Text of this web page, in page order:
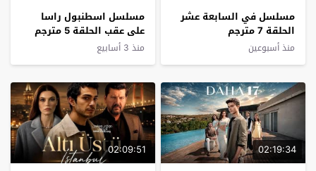
مسلسل في السابعة عشر
الحلقة 7 مترجم
منذ أسبوعين
مسلسل اسطنبول راسا
على عقب الحلقة 5 مترجم
منذ 3 أسابيع
02:19:34
02:09:51